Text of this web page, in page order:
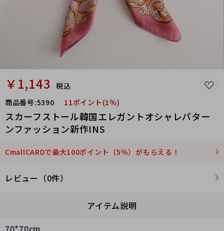
￥1,143
税込
商品番号:5390 11ポイント(1％)
スカーフストール韓国エレガントオシャレパター
ンファッション新作INS
CmallCARDで最大100ポイント（5％）がもらえる！
レビュー（0件）
アイテム説明
70*70cm